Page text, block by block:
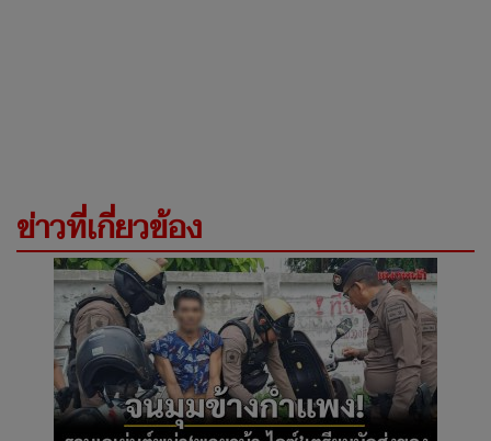
ข่าวที่เกี่ยวข้อง